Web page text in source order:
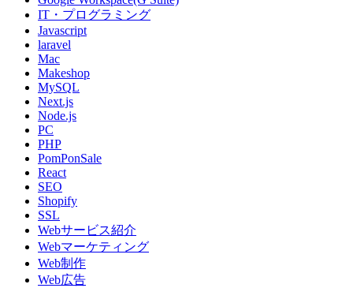
IT・プログラミング
Javascript
laravel
Mac
Makeshop
MySQL
Next.js
Node.js
PC
PHP
PomPonSale
React
SEO
Shopify
SSL
Webサービス紹介
Webマーケティング
Web制作
Web広告